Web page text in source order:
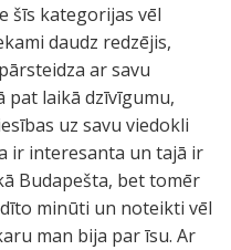
šīs kategorijas vēl
daudz redzējis,
ar savu
pat laikā dzīvīgumu,
uz savu viedokli
ir interesanta un tajā ir
Budapešta, bet tomēr
minūti un noteikti vēl
man bija par īsu. Ar